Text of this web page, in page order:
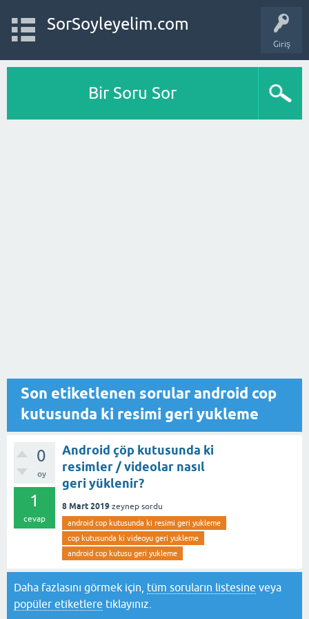
Giriş
SorSoyleyelim.com
Bir Soru Sor
Son etiketlenen sorular android cop
kutusunda ki resimi geri yukleme
0
oy
1
cevap
Android çöp kutusunda ki
resimler / videolar nasıl
geri yüklenir?
8 Mart 2019 zeynep sordu
android cop kutusunda ki resimi geri yukleme
cop kutusunda ki videoyu geri yukleme
android cop kutusu geri yukleme
Daha fazlasını görmek için, tüm soruların listesine veya
popüler etiketlere tıklayınız.